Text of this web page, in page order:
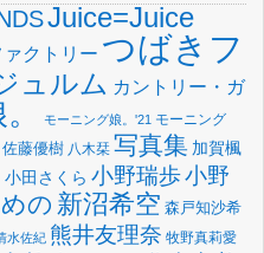
Juice=Juice
クトリー つばきフ
ュルム カントリー・ガ
モーニング娘。'21 モーニング
佐藤優樹 八木栞 写真集 加賀楓
小田さくら 小野瑞歩小野
の 新沼希空 森戸知沙希
水佐紀 熊井友理奈 牧野真莉愛